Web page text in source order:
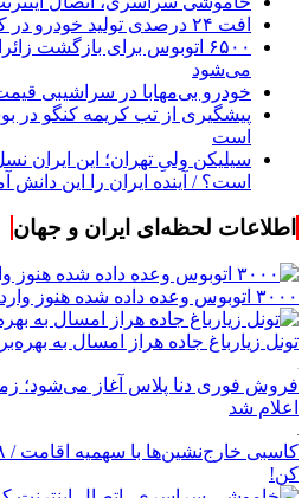
افت ۲۴ درصدی تولید خودرو در کشور
۶۵۰۰ اتوبوس برای بازگشت
می‌شود
خودرو بی‌مهابا در سراشیبی
پیشگیری از تب کریمه کنگو در
است
است؟ / آینده ایران را این دانش
اطلاعات لحظه‌ای ایران و جهان
۳۰۰۰ اتوبوس وعده داده شده هنوز وارد طرح اربعین نشده است
تونل زیارباغ جاده هراز امسال به
فروش فوری دنا پلاس آغاز می‌شود؛
اعلام شد
کن!